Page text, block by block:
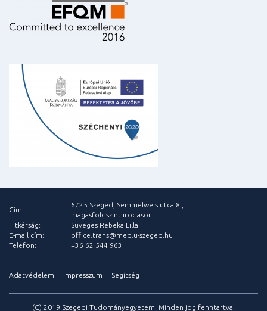
Cím:
6725 Szeged, Semmelweis utca 8 ,
magasföldszint irodasor
Titkárság:
Süveges Rebeka Lilla
E-mail cím:
office.trans@med.u-szeged.hu
Telefon:
+36 62 544 963
Adatvédelem Impresszum Segítség
(C) 2019 Szegedi Tudományegyetem. Minden jog fenntartva.